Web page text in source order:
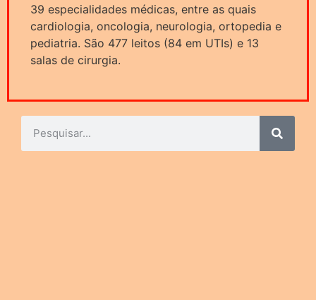
39 especialidades médicas, entre as quais
cardiologia, oncologia, neurologia, ortopedia e
pediatria. São 477 leitos (84 em UTIs) e 13
salas de cirurgia.